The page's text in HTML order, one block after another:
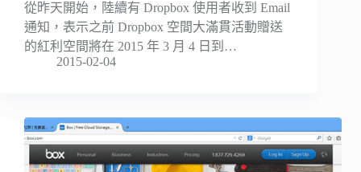
從昨天開始，陸續有 Dropbox 使用者收到 Email
通知，表示之前 Dropbox 空間大滿貫活動贈送
的紅利空間將在 2015 年 3 月 4 日到…
2015-02-04